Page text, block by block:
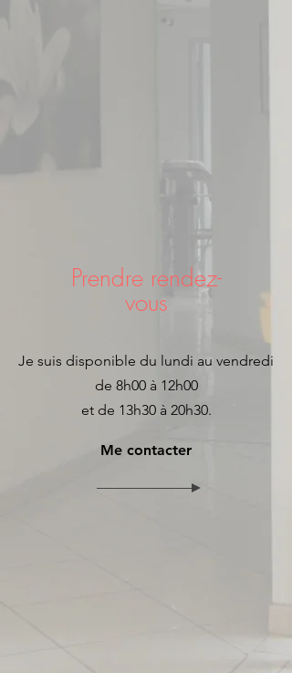
Prendre rendez-
vous
Je suis disponible du lundi au vendredi
de 8h00 à 12h00
et de 13h30 à 20h30.
Me contacter